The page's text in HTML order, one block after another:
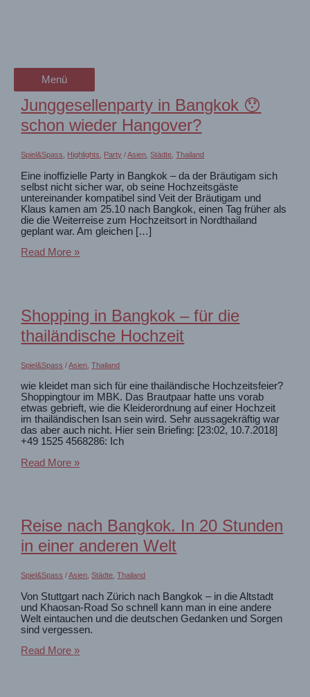
Menü
Menü
Junggesellenparty in Bangkok 😯
schon wieder Hangover?
Spiel&Spass Highlights Party /Asien ,Städte ,Thailand
Eine inoffizielle Party in Bangkok – da der Bräutigam sich
selbst nicht sicher war, ob seine Hochzeitsgäste
untereinander kompatibel sind Veit der Bräutigam und
Klaus kamen am 25.10 nach Bangkok, einen Tag früher als
die die Weiterreise zum Hochzeitsort in Nordthailand
geplant war. Am gleichen […]
Junggesellenparty
wieder
Hangover?
Read More »
Shopping in Bangkok – für die
thailändische Hochzeit
Spiel&Spass /Asien ,Thailand
wie kleidet man sich für eine thailändische Hochzeitsfeier?
Shoppingtour im MBK. Das Brautpaar hatte uns vorab
etwas gebrieft, wie die Kleiderordnung auf einer Hochzeit
im thailändischen Isan sein wird. Sehr aussagekräftig war
das aber auch nicht. Hier sein Briefing: [23:02, 10.7.2018]
+49 1525 4568286: Ich
Shopping
die
thailändische
Hochzeit
Read More »
Reise nach Bangkok. In 20 Stunden
in einer anderen Welt
Spiel&Spass /Asien ,Städte ,Thailand
Von Stuttgart nach Zürich nach Bangkok – in die Altstadt
und Khaosan-Road So schnell kann man in eine andere
Welt eintauchen und die deutschen Gedanken und Sorgen
sind vergessen.
Reise
Read More »